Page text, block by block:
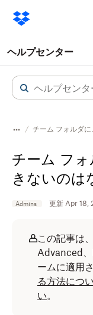
ヘルプセンター
チーム フォルダ
チーム フ
きないのは
Admins 更新 Apr 18,
この記事は
Advanced
ームに適用
る方法につ
い。